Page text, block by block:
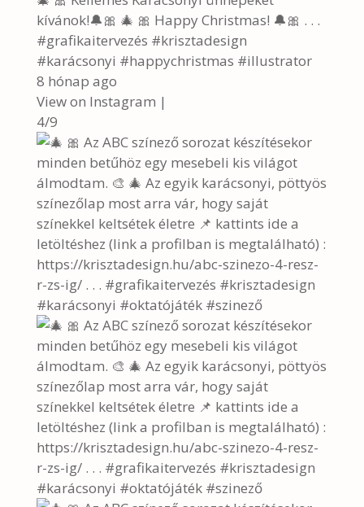
kívánok!🔔🎀 🎄 🎀 Happy Christmas! 🔔🎀 . . .
#grafikaitervezés #krisztadesign
#karácsonyi #happychristmas #illustrator
8 hónap ago
View on Instagram |
4/9